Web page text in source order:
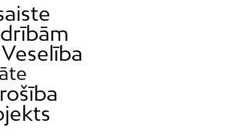
Veselība